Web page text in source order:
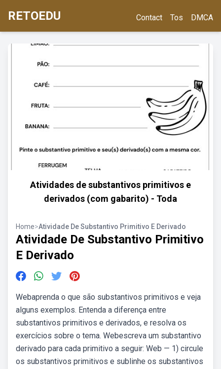
RETOEDU Contact Tos DMCA
Atividades de substantivos primitivos e
derivados (com gabarito) - Toda
Home>Atividade De Substantivo Primitivo E Derivado
Atividade De Substantivo Primitivo
E Derivado
Webaprenda o que são substantivos primitivos e veja
alguns exemplos. Entenda a diferença entre
substantivos primitivos e derivados, e resolva os
exercícios sobre o tema. Webescreva um substantivo
derivado para cada primitivo a seguir: Web — 1) circule
os substantivos primitivos e sublinhe os substantivos